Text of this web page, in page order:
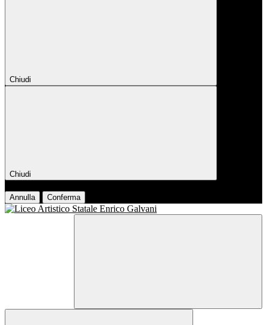
Chiudi
Chiudi
Annulla Conferma